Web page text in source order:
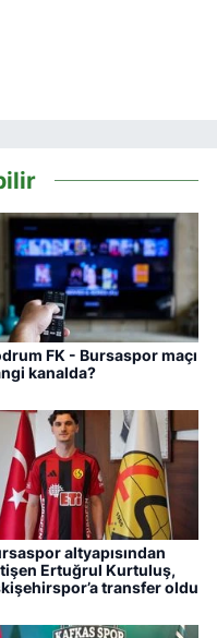
FK - Bursaspor maçı
kanalda?
altyapısından
Ertuğrul Kurtuluş,
transfer oldu